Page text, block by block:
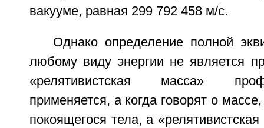
вакууме, равная 299 792 458 м/с.
Однако определение полной
любому виду энергии не является
«релятивистская масса»
применяется, а когда говорят о
покоящегося тела, а